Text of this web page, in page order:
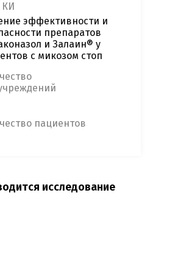
КИ
эффективности и
препаратов
и Залаин® у
с микозом стоп
пациентов
исследование